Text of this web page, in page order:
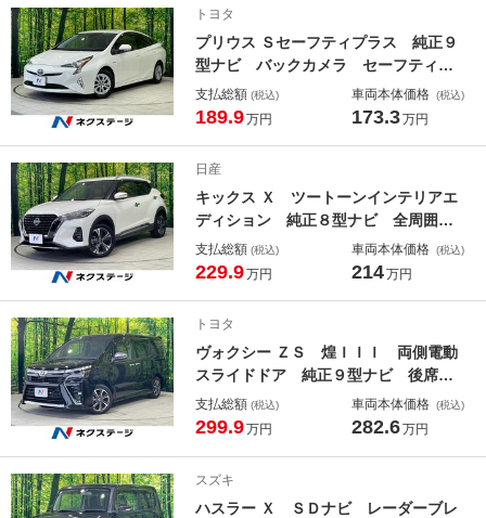
インチアルミ ステアリングスイッチ
トヨタ
プリウス Ｓセーフティプラス 純正９
型ナビ バックカメラ セーフティセ
ンス レーダークルーズ 禁煙車 ド
ラレコ コーナーセンサー スマート
イト
支払総額 (税込)
189.9万円
車両本体価格 (税込)
173.3万円
日産
キックス Ｘ ツートーンインテリアエ
ディション 純正８型ナビ 全周囲カ
メラ セーフティアシスト 禁煙車
ドラレコ シートヒーター コーナー
ライト オートエアコン
支払総額 (税込)
229.9万円
車両本体価格 (税込)
214万円
トヨタ
ヴォクシー ＺＳ 煌ＩＩＩ 両側電動
スライドドア 純正９型ナビ 後席モ
ニター バックカメラ セーフティセ
ンス 禁煙車 ハーフレザーシート
コン
支払総額 (税込)
299.9万円
車両本体価格 (税込)
282.6万円
スズキ
ハスラー Ｘ ＳＤナビ レーダーブレ